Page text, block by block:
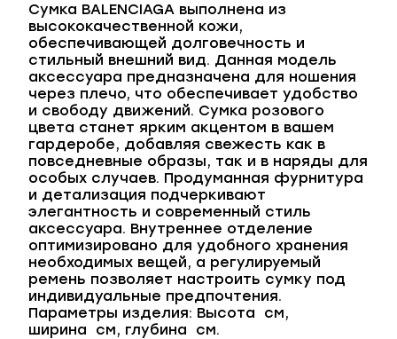
Сумка BALENCIAGA выполнена из
высококачественной кожи,
обеспечивающей долговечность и
стильный внешний вид. Данная модель
аксессуара предназначена для ношения
через плечо, что обеспечивает удобство
и свободу движений. Сумка розового
цвета станет ярким акцентом в вашем
гардеробе, добавляя свежесть как в
повседневные образы, так и в наряды для
особых случаев. Продуманная фурнитура
и детализация подчеркивают
элегантность и современный стиль
аксессуара. Внутреннее отделение
оптимизировано для удобного хранения
необходимых вещей, а регулируемый
ремень позволяет настроить сумку под
индивидуальные предпочтения.
Параметры изделия: Высота см,
ширина см, глубина см.